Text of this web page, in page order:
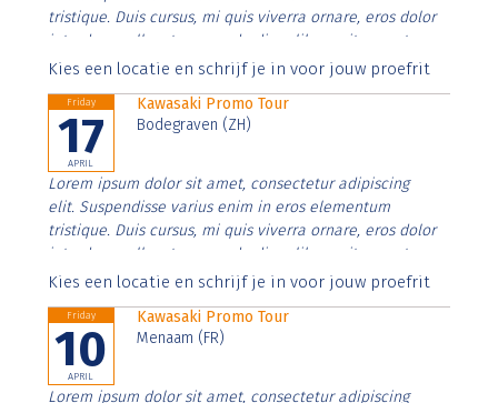
tristique. Duis cursus, mi quis viverra ornare, eros dolor
interdum nulla, ut commodo diam libero vitae erat.
Aenean faucibus nibh et justo cursus id rutrum lorem
Kies een locatie en schrijf je in voor jouw proefrit
Friday
17
APRIL
Kawasaki Promo Tour
Bodegraven (ZH)
Lorem ipsum dolor sit amet, consectetur adipiscing
elit. Suspendisse varius enim in eros elementum
tristique. Duis cursus, mi quis viverra ornare, eros dolor
interdum nulla, ut commodo diam libero vitae erat.
Aenean faucibus nibh et justo cursus id rutrum lorem
Kies een locatie en schrijf je in voor jouw proefrit
Friday
10
APRIL
Kawasaki Promo Tour
Menaam (FR)
Lorem ipsum dolor sit amet, consectetur adipiscing